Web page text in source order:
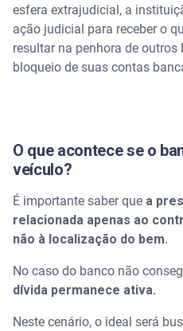
esfera extrajudicial, a
ação judicial para receber o
resultar na penhora de outros
bloqueio de suas contas
O que acontece se o
veículo?
É importante saber que a
relacionada apenas ao
não à localização do bem.
No caso do banco não
dívida permanece ativa.
Neste cenário, o ideal será